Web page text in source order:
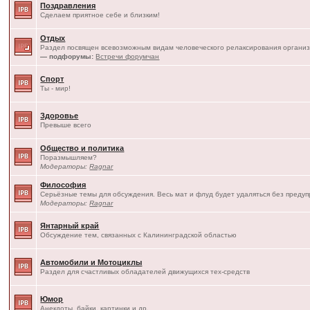
Поздравления
Сделаем приятное себе и близким!
Отдых
Раздел посвящен всевозможным видам человеческого релаксирования
— подфорумы: Встречи форумчан
Спорт
Ты - мир!
Здоровье
Превыше всего
Общество и политика
Поразмышляем?
Модераторы:Ragnar
Философия
Серьёзные темы для обсуждения. Весь мат и флуд будет удаляться без
Модераторы:Ragnar
Янтарный край
Обсуждение тем, связанных с Калининградской областью
Автомобили и Мотоциклы
Раздел для счастливых обладателей движущихся тех-средств
Юмор
Анекдоты, байки, картинки и др.